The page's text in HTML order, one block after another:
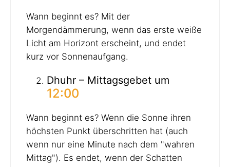
Wann beginnt es? Mit der
Morgendämmerung, wenn das erste weiße
Licht am Horizont erscheint, und endet
kurz vor Sonnenaufgang.
Dhuhr – Mittagsgebet um
12:00
Wann beginnt es? Wenn die Sonne ihren
höchsten Punkt überschritten hat (auch
wenn nur eine Minute nach dem "wahren
Mittag"). Es endet, wenn der Schatten